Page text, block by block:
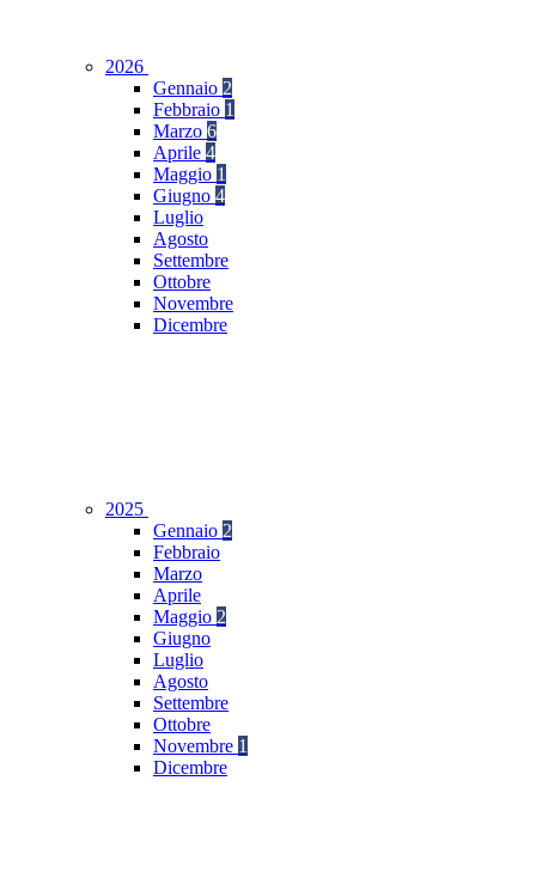
2026
Gennaio 2
Febbraio 1
Marzo 6
Aprile 4
Maggio 1
Giugno 4
Luglio
Agosto
Settembre
Ottobre
Novembre
Dicembre
2025
Gennaio 2
Febbraio
Marzo
Aprile
Maggio 2
Giugno
Luglio
Agosto
Settembre
Ottobre
Novembre 1
Dicembre